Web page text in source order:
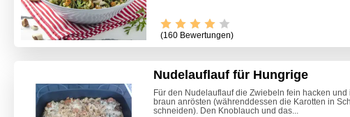
(160 Bewertungen)
Nudelauflauf für Hungrige
Für den Nudelauflauf die Zwiebeln fein hacken und
braun anrösten (währenddessen die Karotten in
schneiden). Den Knoblauch und das...